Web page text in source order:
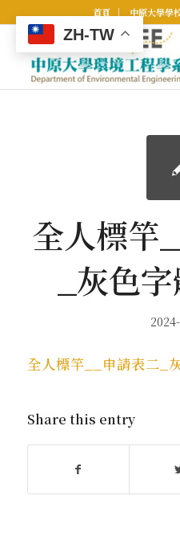
首頁 中原大學學
全人標竿
_灰色
全人標竿__申請表二_
Share this entry
ZH-TW